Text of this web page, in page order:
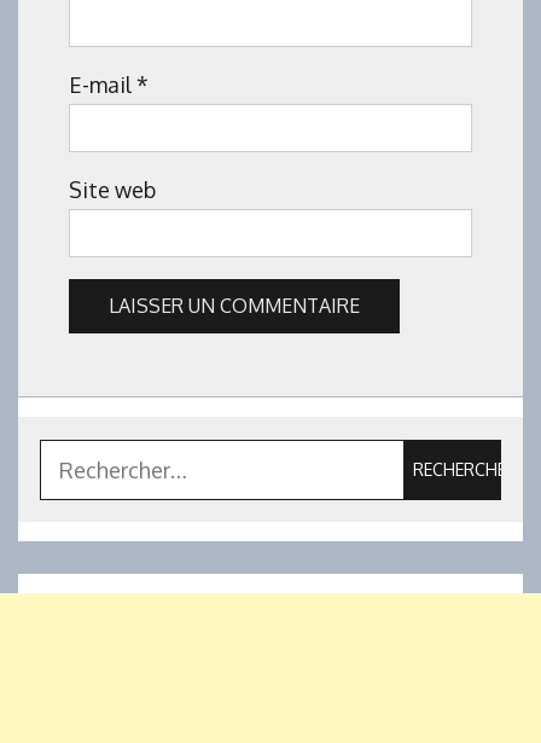
E-mail *
Site web
Rechercher :